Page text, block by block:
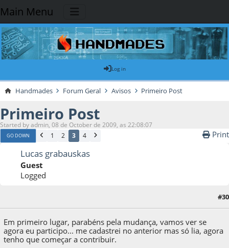
Main Menu
Log in
Handmades Forum Geral Avisos Primeiro Post
Primeiro Post
Started by admin, 08 de October de 2009, as 22:08:07
GO DOWN 1 2 3 4 Print
Lucas grabauskas
Guest
Logged
#30
Em primeiro lugar, parabéns pela mudança, vamos ver se
agora eu participo... me cadastrei no anterior mas só lia, agora
tenho que começar a contribuir.